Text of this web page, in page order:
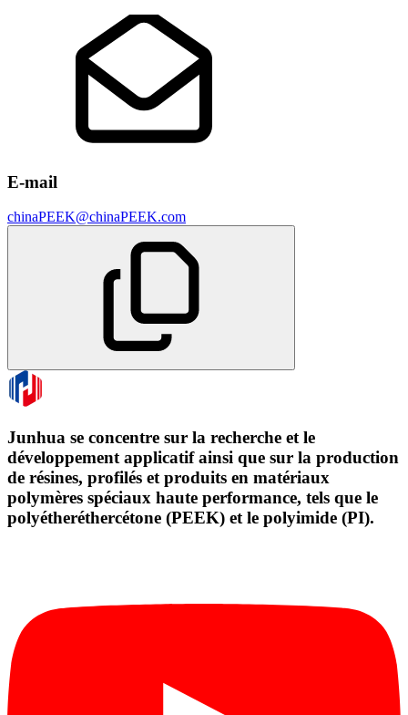
E-mail
chinaPEEK@chinaPEEK.com
Junhua se concentre sur la recherche et le
développement applicatif ainsi que sur la production
de résines, profilés et produits en matériaux
polymères spéciaux haute performance, tels que le
polyétheréthercétone (PEEK) et le polyimide (PI).